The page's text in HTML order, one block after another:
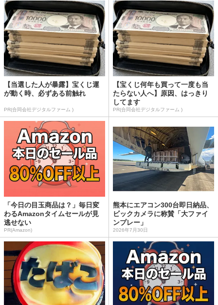
【当選した人が暴露】宝くじ運
が動く時、必ずある前触れ
PR(合同会社デジタルファーム )
【宝くじ何年も買って一度も当
たらない人へ】原因、はっきり
してます
PR(合同会社デジタルファーム )
「今日の目玉商品は？」毎日変
わるAmazonタイムセールが見
逃せない
PR(Amazon)
熊本にエアコン300台即日納品、
ビックカメラに称賛「大ファイ
ンプレー」
2026年7月30日